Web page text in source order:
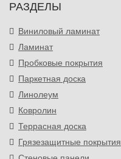
РАЗДЕЛЫ
Виниловый ламинат
Ламинат
Пробковые покрытия
Паркетная доска
Линолеум
Ковролин
Террасная доска
Грязезащитные покрытия